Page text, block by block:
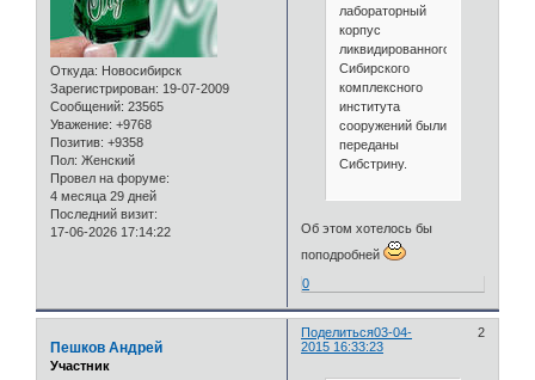
Откуда: Новосибирск
Зарегистрирован: 19-07-2009
Сообщений: 23565
Уважение: +9768
Позитив: +9358
Пол: Женский
Провел на форуме:
4 месяца 29 дней
Последний визит:
17-06-2026 17:14:22
лабораторный
корпус
ликвидированного
Сибирского
комплексного
института
сооружений были
переданы
Сибстрину.
Об этом хотелось бы
поподробней
0
Поделиться 2
03-04-
2015 16:33:23
Пешков Андрей
Участник